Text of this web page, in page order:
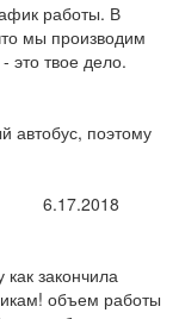
работы. В
мы производим
это твое дело.
автобус, поэтому
6.17.2018
закончила
объем работы